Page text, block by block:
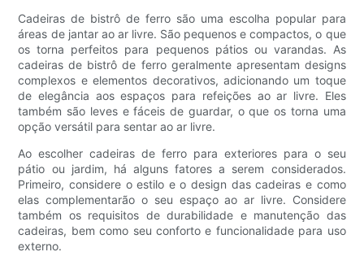
Cadeiras de bistrô de ferro são uma escolha popular para
áreas de jantar ao ar livre. São pequenos e compactos, o que
os torna perfeitos para pequenos pátios ou varandas. As
cadeiras de bistrô de ferro geralmente apresentam designs
complexos e elementos decorativos, adicionando um toque
de elegância aos espaços para refeições ao ar livre. Eles
também são leves e fáceis de guardar, o que os torna uma
opção versátil para sentar ao ar livre.
Ao escolher cadeiras de ferro para exteriores para o seu
pátio ou jardim, há alguns fatores a serem considerados.
Primeiro, considere o estilo e o design das cadeiras e como
elas complementarão o seu espaço ao ar livre. Considere
também os requisitos de durabilidade e manutenção das
cadeiras, bem como seu conforto e funcionalidade para uso
externo.